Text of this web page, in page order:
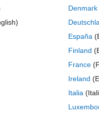
using round function to get
Denmark
España
Finland
France
Ireland
Italia